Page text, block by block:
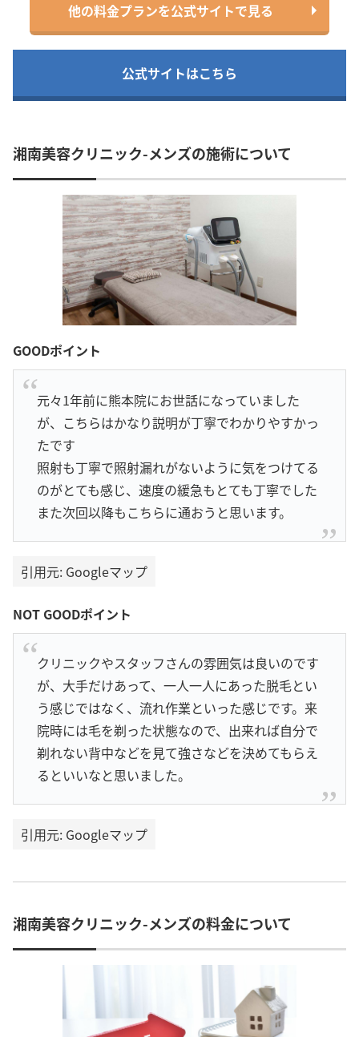
他の料金プランを公式サイトで見る
公式サイトはこちら
湘南美容クリニック-メンズの施術について
GOODポイント
元々1年前に熊本院にお世話になっていました
が、こちらはかなり説明が丁寧でわかりやすかっ
たです
照射も丁寧で照射漏れがないように気をつけてる
のがとても感じ、速度の緩急もとても丁寧でした
また次回以降もこちらに通おうと思います。
引用元: Googleマップ
NOT GOODポイント
クリニックやスタッフさんの雰囲気は良いのです
が、大手だけあって、一人一人にあった脱毛とい
う感じではなく、流れ作業といった感じです。来
院時には毛を剃った状態なので、出来れば自分で
剃れない背中などを見て強さなどを決めてもらえ
るといいなと思いました。
引用元: Googleマップ
湘南美容クリニック-メンズの料金について